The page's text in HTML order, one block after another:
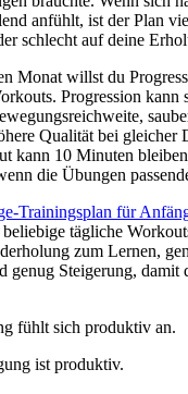
anfühlt, ist der Plan
schlecht auf deine
Monat willst du
Progression kann
Qualität bei gleicher
kann 10 Minuten
die Übungen
Trainingsplan für
beliebige tägliche
zum Lernen,
genug Steigerung, damit
fühlt sich produktiv an.
ist produktiv.